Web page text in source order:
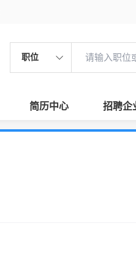
职位
简历中心 招聘企